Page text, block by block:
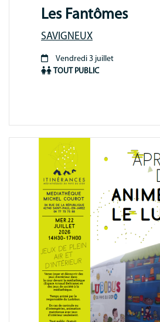
Les Fantômes
SAVIGNEUX
Période
Vendredi 3 juillet
TOUT PUBLIC